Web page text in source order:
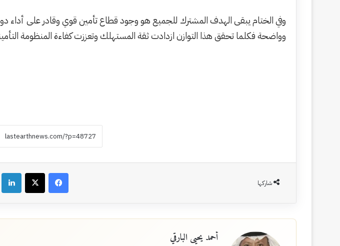
وفي الختام يبقى الهدف المشترك للجميع هو وجود قطاع تأمين قوي وقادر على أداء
وواضحة فكلما تحقق هذا التوازن ازدادت ثقة المستهلك وتعززت كفاءة المنظومة
شاركها
فيسبوك‫X
أحمد يحيى البارقي